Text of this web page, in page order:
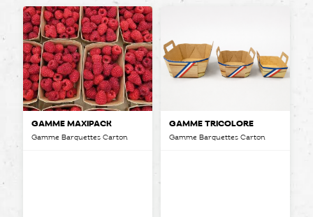
GAMME MAXIPACK
Gamme Barquettes Carton
GAMME TRICOLORE
Gamme Barquettes Carton